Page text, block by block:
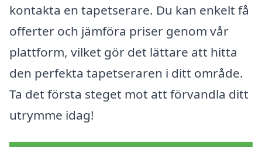
kontakta en tapetserare. Du kan enkelt få
offerter och jämföra priser genom vår
plattform, vilket gör det lättare att hitta
den perfekta tapetseraren i ditt område.
Ta det första steget mot att förvandla ditt
utrymme idag!